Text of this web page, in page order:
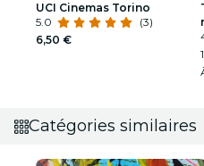
UCI Cinemas Torino
5.0
(3)
6,50 €
Catégories similaires